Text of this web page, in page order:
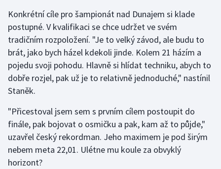
Konkrétní cíle pro šampionát nad Dunajem si klade
postupné. V kvalifikaci se chce udržet ve svém
tradičním rozpoložení. "Je to velký závod, ale budu to
brát, jako bych házel kdekoli jinde. Kolem 21 házím a
pojedu svoji pohodu. Hlavně si hlídat techniku, abych to
dobře rozjel, pak už je to relativně jednoduché," nastínil
Staněk.
"Přicestoval jsem sem s prvním cílem postoupit do
finále, pak bojovat o osmičku a pak, kam až to půjde,"
uzavřel český rekordman. Jeho maximem je pod širým
nebem meta 22,01. Ulétne mu koule za obvyklý
horizont?